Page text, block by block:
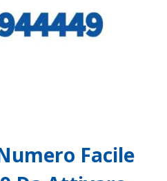
Facile